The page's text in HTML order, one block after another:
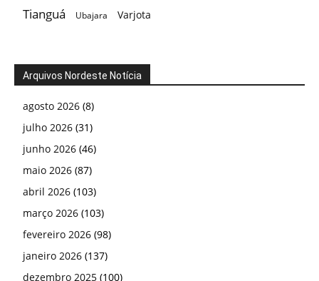
Tianguá Ubajara Varjota
Arquivos Nordeste Notícia
agosto 2026 (8)
julho 2026 (31)
junho 2026 (46)
maio 2026 (87)
abril 2026 (103)
março 2026 (103)
fevereiro 2026 (98)
janeiro 2026 (137)
dezembro 2025 (100)